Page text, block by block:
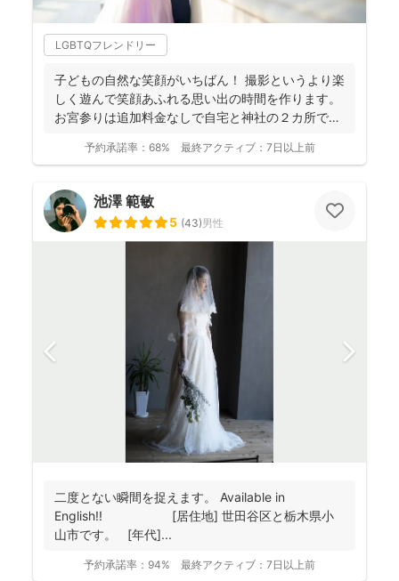
LGBTQフレンドリー
子どもの自然な笑顔がいちばん！ 撮影というより楽
しく遊んで笑顔あふれる思い出の時間を作ります。
お宮参りは追加料金なしで自宅と神社の２カ所で撮
予約承諾率： 68% 最終アクティブ： 7日以上前
池澤 範敏
5 (43)男性
二度とない瞬間を捉えます。 Available in
English!! [居住地] 世田谷区と栃木県小
山市です。 [年代]...
予約承諾率： 94% 最終アクティブ： 7日以上前